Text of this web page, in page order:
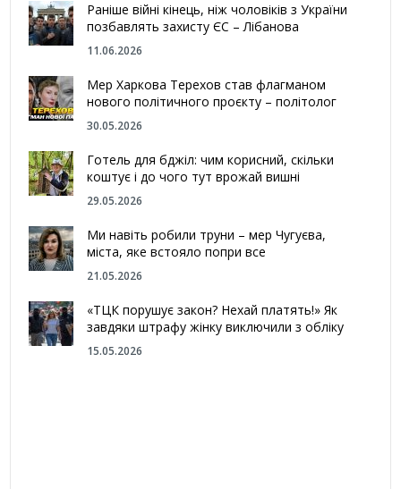
Раніше війні кінець, ніж чоловіків з України
позбавлять захисту ЄС – Лібанова
11.06.2026
Мер Харкова Терехов став флагманом
нового політичного проєкту – політолог
30.05.2026
Готель для бджіл: чим корисний, скільки
коштує і до чого тут врожай вишні
29.05.2026
Ми навіть робили труни – мер Чугуєва,
міста, яке встояло попри все
21.05.2026
«ТЦК порушує закон? Нехай платять!» Як
завдяки штрафу жінку виключили з обліку
15.05.2026